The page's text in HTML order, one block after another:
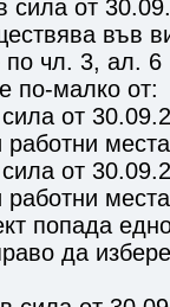
от
във
по чл. 3, ал. 6
по-малко от:
от
от
попада
да